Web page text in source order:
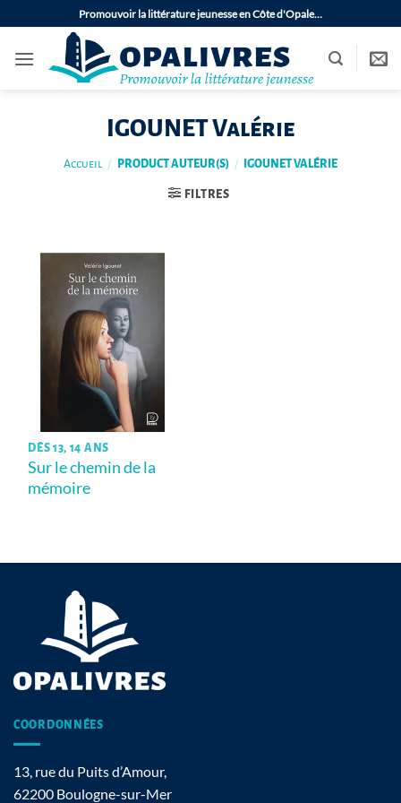
au
contenu
Promouvoir la littérature jeunesse en Côte d'Opale…
IGOUNET Valérie
Accueil / PRODUCT AUTEUR(S) / IGOUNET VALÉRIE
FILTRES
DÈS 13, 14 ANS
Sur le chemin de la
mémoire
COORDONNÉES
13, rue du Puits d’Amour,
62200 Boulogne-sur-Mer